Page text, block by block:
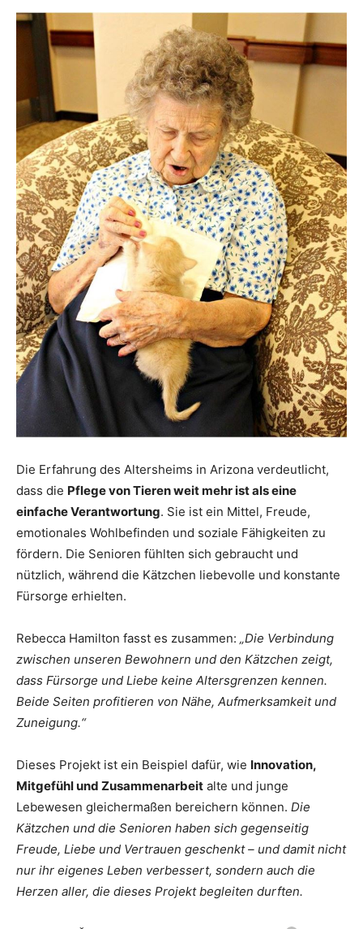
Die Erfahrung des Altersheims in Arizona verdeutlicht,
dass die Pflege von Tieren weit mehr ist als eine
einfache Verantwortung. Sie ist ein Mittel, Freude,
emotionales Wohlbefinden und soziale Fähigkeiten zu
fördern. Die Senioren fühlten sich gebraucht und
nützlich, während die Kätzchen liebevolle und konstante
Fürsorge erhielten.
Rebecca Hamilton fasst es zusammen: „Die Verbindung
zwischen unseren Bewohnern und den Kätzchen zeigt,
dass Fürsorge und Liebe keine Altersgrenzen kennen.
Beide Seiten profitieren von Nähe, Aufmerksamkeit und
Zuneigung.“
Dieses Projekt ist ein Beispiel dafür, wie Innovation,
Mitgefühl und Zusammenarbeit alte und junge
Lebewesen gleichermaßen bereichern können. Die
Kätzchen und die Senioren haben sich gegenseitig
Freude, Liebe und Vertrauen geschenkt – und damit nicht
nur ihr eigenes Leben verbessert, sondern auch die
Herzen aller, die dieses Projekt begleiten durften.